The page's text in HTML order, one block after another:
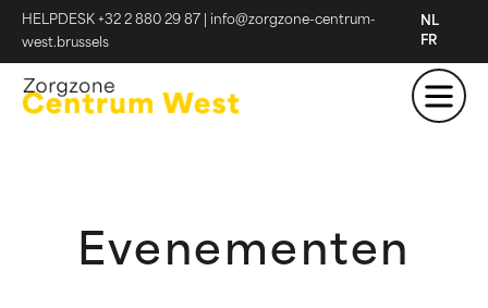
HELPDESK +32 2 880 29 87
info@zorgzone-centrum-
west.brussels
NL
FR
Evenementen